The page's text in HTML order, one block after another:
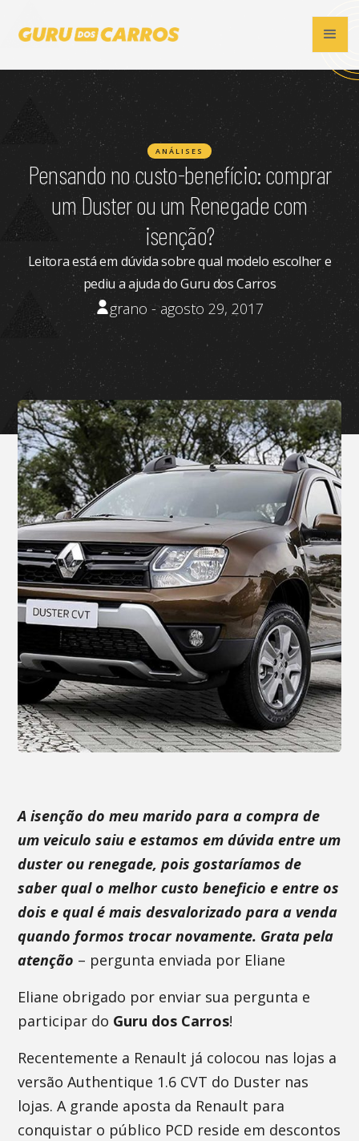
ANÁLISES
Pensando no custo-benefício: comprar
um Duster ou um Renegade com
isenção?
Leitora está em dúvida sobre qual modelo escolher e
pediu a ajuda do Guru dos Carros
grano - agosto 29, 2017
A isenção do meu marido para a compra de
um veiculo saiu e estamos em dúvida entre um
duster ou renegade, pois gostaríamos de
saber qual o melhor custo beneficio e entre os
dois e qual é mais desvalorizado para a venda
quando formos trocar novamente. Grata pela
atenção – pergunta enviada por Eliane
Eliane obrigado por enviar sua pergunta e
participar do Guru dos Carros!
Recentemente a Renault já colocou nas lojas a
versão Authentique 1.6 CVT do Duster nas
lojas. A grande aposta da Renault para
conquistar o público PCD reside em descontos